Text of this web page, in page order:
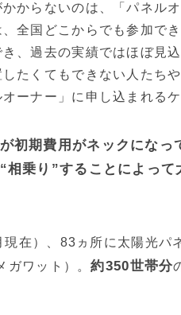
からないのは、「パネル
全国どこからでも参加で
、過去の実績ではほぼ見
たくてもできない人たち
ーナー」に申し込まれる
期費用がネックになっ
相乗り”することによっ
在）、83ヵ所に太陽光パ
ガワット）。約350世帯分